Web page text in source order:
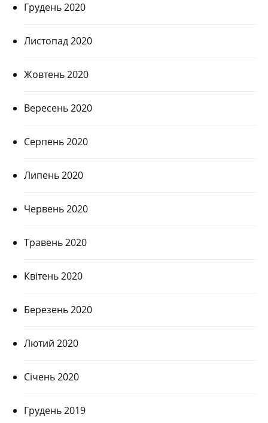
Грудень 2020
Листопад 2020
Жовтень 2020
Вересень 2020
Серпень 2020
Липень 2020
Червень 2020
Травень 2020
Квітень 2020
Березень 2020
Лютий 2020
Січень 2020
Грудень 2019